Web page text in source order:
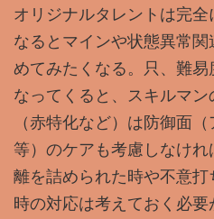
オリジナルタレントは完
なるとマインや状態異常
めてみたくなる。只、難
なってくると、スキルマ
（赤特化など）は防御面
等）のケアも考慮しなけ
離を詰められた時や不意
時の対応は考えておく必